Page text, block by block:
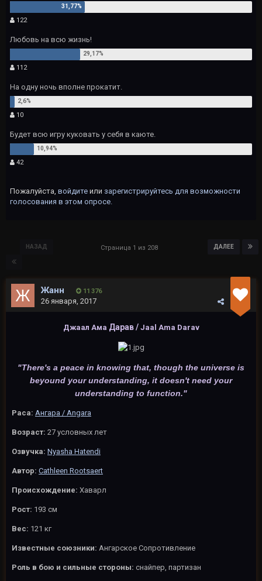
122
Любовь на всю жизнь!
112
На одну ночь вполне прокатит.
10
Будет всю игру куковать у себя в каюте.
42
Пожалуйста, войдите или зарегистрируйтесь для возможности
голосования в этом опросе.
НАЗАД ДАЛЕЕ
Страница 1 из 208
Жанн 11 376
26 января, 2017
Джаал Ама Дарав /Jaal Ama Darav
"There's a peace in knowing that, though the universe is
beyound your understanding, it doesn't need your
understanding to function."
Раса: Ангара / Angara
Возраст: 27 условных лет
Озвучка: Nyasha Hatendi
Автор: Cathleen Rootsaert
Происхождение: Хаварл
Рост: 193 см
Вес: 121 кг
Известные союзники: Ангарское Сопротивление
Роль в бою и сильные стороны: снайпер, партизан